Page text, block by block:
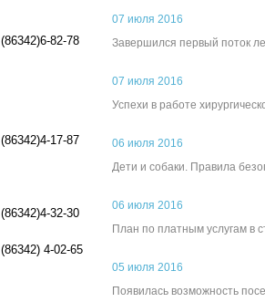
(86342)6-82-78
(86342)4-17-87
(86342)4-32-30
(86342) 4-02-65
07 июля 2016
Завершился первый поток
07 июля 2016
Успехи в работе
06 июля 2016
Дети и собаки. Правила
06 июля 2016
План по платным услугам в
05 июля 2016
Появилась возможность